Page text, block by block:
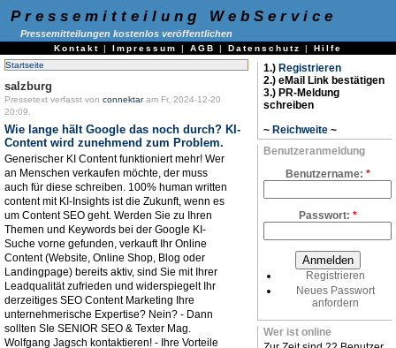
Pressemitteilung WebService
Pressemitteilungen kostenlos veröffentlichen
Kontakt | Impressum | AGB | Datenschutz | Hilfe
Startseite
salzburg
Pressetext verfasst von connektaram Fr, 2024-12-20
20:09.
Wie lange hält Google das noch durch? KI-
Content wird zunehmend zum Problem.
Generischer KI Content funktioniert mehr! Wer
an Menschen verkaufen möchte, der muss
auch für diese schreiben. 100% human written
content mit KI-Insights ist die Zukunft, wenn es
um Content SEO geht. Werden Sie zu Ihren
Themen und Keywords bei der Google KI-
Suche vorne gefunden, verkauft Ihr Online
Content (Website, Online Shop, Blog oder
Landingpage) bereits aktiv, sind Sie mit Ihrer
Leadqualität zufrieden und widerspiegelt Ihr
derzeitiges SEO Content Marketing Ihre
unternehmerische Expertise? Nein? - Dann
sollten SIe SENIOR SEO & Texter Mag.
Wolfgang Jagsch kontaktieren! - Ihre Vorteile
1.) Registrieren
2.) eMail Link bestätigen
3.) PR-Meldung
schreiben
~ Reichweite ~
Benutzeranmeldung
Benutzername: *
Passwort: *
Registrieren
Neues Passwort
anfordern
Wer ist online